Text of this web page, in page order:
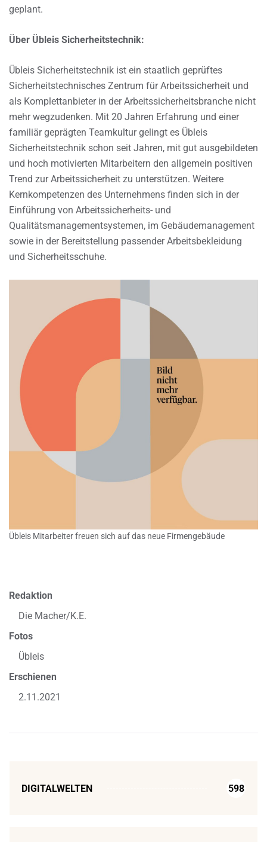
geplant.
Über Übleis Sicherheitstechnik:
Übleis Sicherheitstechnik ist ein staatlich geprüftes
Sicherheitstechnisches Zentrum für Arbeitssicherheit und
als Komplettanbieter in der Arbeitssicherheitsbranche nicht
mehr wegzudenken. Mit 20 Jahren Erfahrung und einer
familiär geprägten Teamkultur gelingt es Übleis
Sicherheitstechnik schon seit Jahren, mit gut ausgebildeten
und hoch motivierten Mitarbeitern den allgemein positiven
Trend zur Arbeitssicherheit zu unterstützen. Weitere
Kernkompetenzen des Unternehmens finden sich in der
Einführung von Arbeitssicherheits- und
Qualitätsmanagementsystemen, im Gebäudemanagement
sowie in der Bereitstellung passender Arbeitsbekleidung
und Sicherheitsschuhe.
Übleis Mitarbeiter freuen sich auf das neue Firmengebäude
Redaktion
Die Macher/K.E.
Fotos
Übleis
Erschienen
2.11.2021
DIGITALWELTEN 598